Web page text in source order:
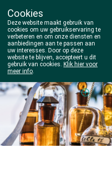
014/810298
Vandaag gesloten
Cookies
Deze website maakt gebruik van
cookies om uw gebruikservaring te
verbeteren en om onze diensten en
aanbiedingen aan te passen aan
uw interesses. Door op deze
website te blijven, accepteert u dit
gebruik van cookies. Klik hier voor
meer info.